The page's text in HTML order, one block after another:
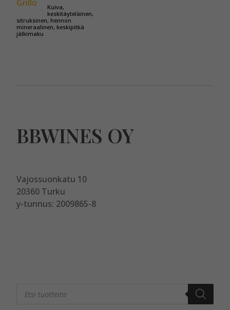
Kuiva,
keskitäyteläinen,
sitruksinen, hennon
mineraalinen, keskipitkä
jälkimaku
BBWINES OY
Vajossuonkatu 10
20360 Turku
y-tunnus: 2009865-8
search